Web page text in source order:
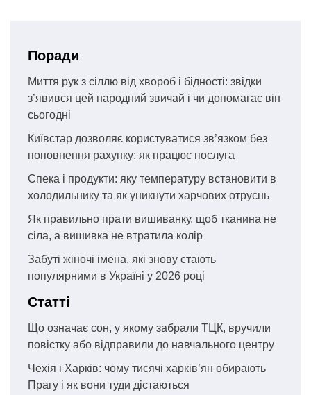
Поради
Миття рук з сіллю від хвороб і бідності: звідки
з’явився цей народний звичай і чи допомагає він
сьогодні
Київстар дозволяє користуватися зв’язком без
поповнення рахунку: як працює послуга
Спека і продукти: яку температуру встановити в
холодильнику та як уникнути харчових отруєнь
Як правильно прати вишиванку, щоб тканина не
сіла, а вишивка не втратила колір
Забуті жіночі імена, які знову стають
популярними в Україні у 2026 році
Статті
Що означає сон, у якому забрали ТЦК, вручили
повістку або відправили до навчального центру
Чехія і Харків: чому тисячі харків’ян обирають
Прагу і як вони туди дістаються